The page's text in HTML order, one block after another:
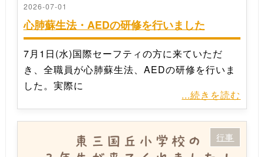
2026-07-01
心肺蘇生法・AEDの研修を行いました
7月1日(水)国際セーフティの方に来ていただ
き、全職員が心肺蘇生法、AEDの研修を行いま
した。実際に
...続きを読む
行事